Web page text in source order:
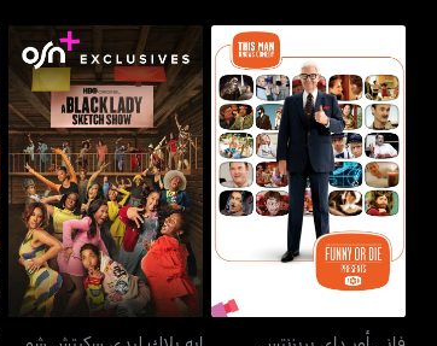
فاني أور داي بريزنتس ايه بلاك ليدي سكيتش شو